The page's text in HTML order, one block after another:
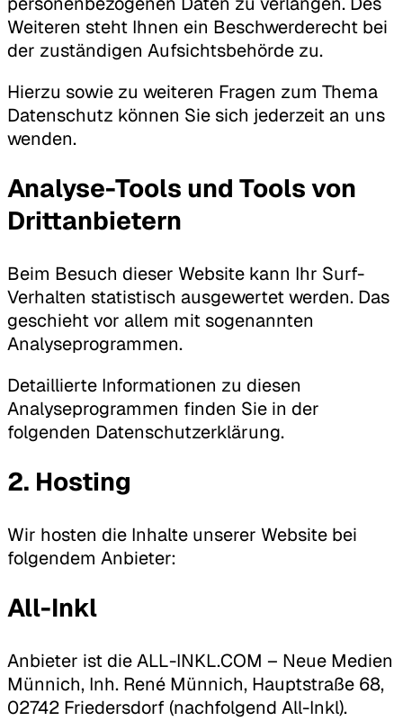
Weiteren steht Ihnen ein Beschwerderecht bei
der zuständigen Aufsichtsbehörde zu.
Hierzu sowie zu weiteren Fragen zum Thema
Datenschutz können Sie sich jederzeit an uns
wenden.
Analyse-Tools und Tools von
Dritt­anbietern
Beim Besuch dieser Website kann Ihr Surf-
Verhalten statistisch ausgewertet werden. Das
geschieht vor allem mit sogenannten
Analyseprogrammen.
Detaillierte Informationen zu diesen
Analyseprogrammen finden Sie in der
folgenden Datenschutzerklärung.
2. Hosting
Wir hosten die Inhalte unserer Website bei
folgendem Anbieter:
All-Inkl
Anbieter ist die ALL-INKL.COM – Neue Medien
Münnich, Inh. René Münnich, Hauptstraße 68,
02742 Friedersdorf (nachfolgend All-Inkl).